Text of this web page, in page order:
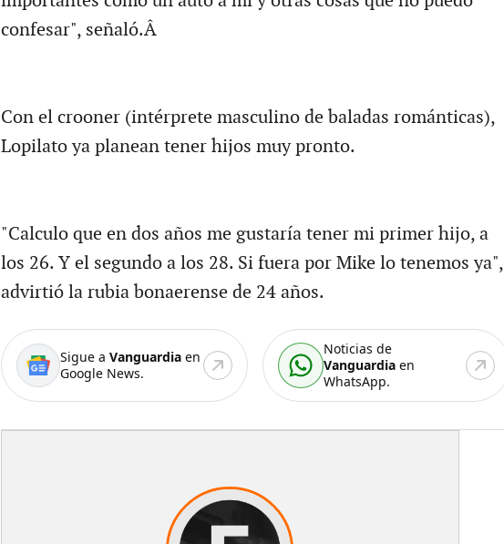
confesar", señaló.Â
Con el crooner (intérprete masculino de baladas románticas),
Lopilato ya planean tener hijos muy pronto.
"Calculo que en dos años me gustaría tener mi primer hijo, a
los 26. Y el segundo a los 28. Si fuera por Mike lo tenemos ya",
advirtió la rubia bonaerense de 24 años.
Sigue a Vanguardiaen
Google News.
Noticias de
Vanguardia en
WhatsApp.